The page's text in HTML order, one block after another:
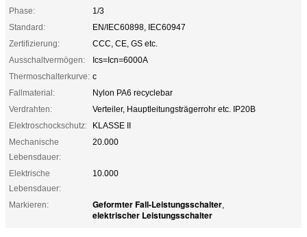
Phase:
1/3
Standard:
EN/IEC60898, IEC60947
Zertifizierung:
CCC, CE, GS etc.
Ausschaltvermögen:
Ics=Icn=6000A
Thermoschalterkurve: c
Fallmaterial:
Nylon PA6 recyclebar
Verdrahten:
Verteiler, Hauptleitungsträgerrohr etc. IP20B
Elektroschockschutz:
KLASSE II
Mechanische
Lebensdauer:
20.000
Elektrische
Lebensdauer:
10.000
Markieren: Geformter Fall-Leistungsschalter,
elektrischer Leistungsschalter